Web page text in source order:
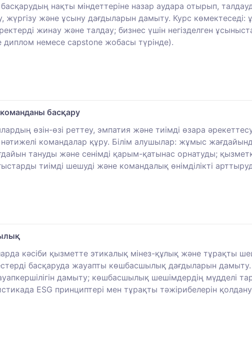
нақты міндеттеріне назар аудара отырып,
жүргізу және ұсыну дағдыларын дамыту. Курс көмектеседі:
жинау және талдау; бизнес үшін негізделген
немесе capstone жобасы түрінде).
басқару
өзін-өзі реттеу, эмпатия және тиімді өзара
нәтижелі командалар құру. Білім алушылар: жұмыс
тануды және сенімді қарым-қатынас орнатуды;
тиімді шешуді және командалық өнімділікті
кәсіби қызметте этикалық мінез-құлық және тұрақты
басқаруда жауапты көшбасшылық дағдыларын
дамыту; көшбасшылық шешімдердің мүдделі
ESG принциптері мен тұрақты тәжірибелерін